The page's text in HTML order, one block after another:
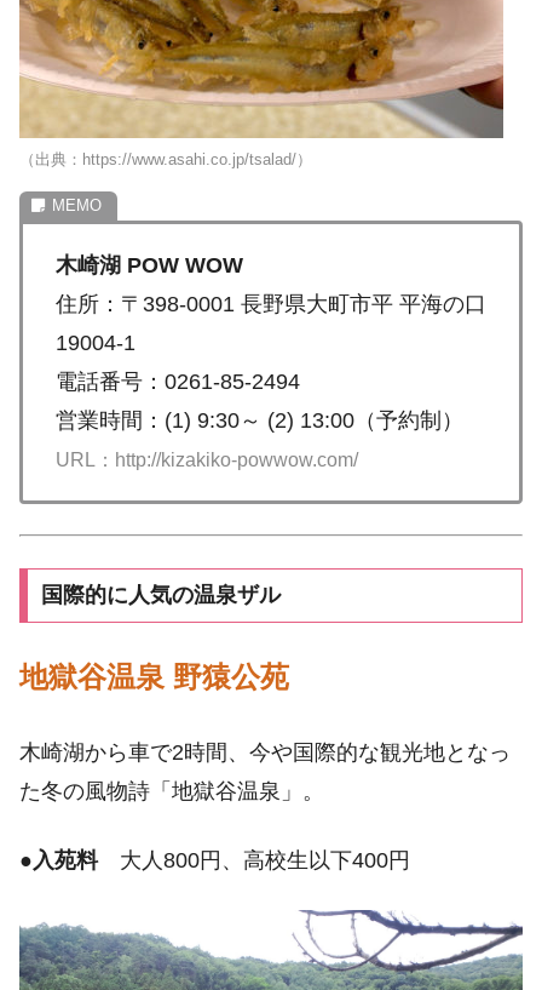
（出典：https://www.asahi.co.jp/tsalad/）
木崎湖 POW WOW
住所：〒398-0001 長野県大町市平 平海の口
19004-1
電話番号：0261-85-2494
営業時間：(1) 9:30～ (2) 13:00（予約制）
URL：http://kizakiko-powwow.com/
国際的に人気の温泉ザル
地獄谷温泉 野猿公苑
木崎湖から車で2時間、今や国際的な観光地となっ
た冬の風物詩「地獄谷温泉」。
●入苑料大人800円、高校生以下400円